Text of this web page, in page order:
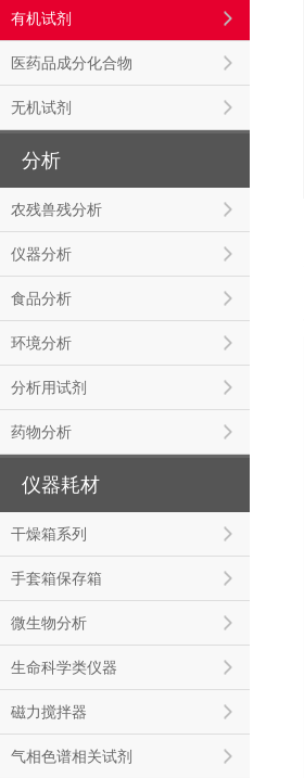
有机试剂
医药品成分化合物
无机试剂
分析
农残兽残分析
仪器分析
食品分析
环境分析
分析用试剂
药物分析
仪器耗材
干燥箱系列
手套箱保存箱
微生物分析
生命科学类仪器
磁力搅拌器
气相色谱相关试剂